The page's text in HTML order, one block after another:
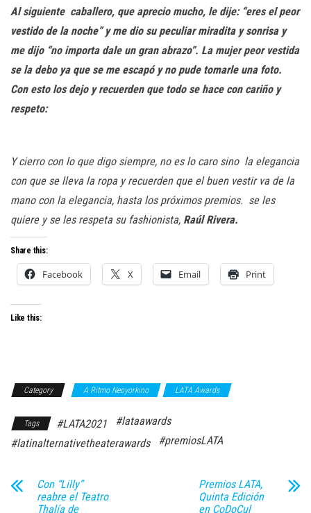
Al siguiente caballero, que aprecio mucho, le dije: “eres el peor
vestido de la noche” y me dio su peculiar miradita y sonrisa y
me dijo “no importa dale un gran abrazo”. La mujer peor vestida
se la debo ya que se me escapó y no pude tomarle una foto.
Con esto los dejo y recuerden que todo se hace con cariño y
respeto:
Y cierro con lo que digo siempre, no es lo caro sino la elegancia
con que se lleva la ropa y recuerden que el buen vestir va de la
mano con la elegancia, hasta los próximos premios. se les
quiere y se les respeta su fashionista, Raúl Rivera.
Share this:
Facebook X Email Print
Like this:
Category A Ritmo Neoyorkino LATA Awards
Tags #LATA2021
#lataawards
#latinalternativetheaterawards
#premiosLATA
Con “Lilly”
reabre el Teatro
Thalía de
Premios LATA,
Quinta Edición
en CoDoCul